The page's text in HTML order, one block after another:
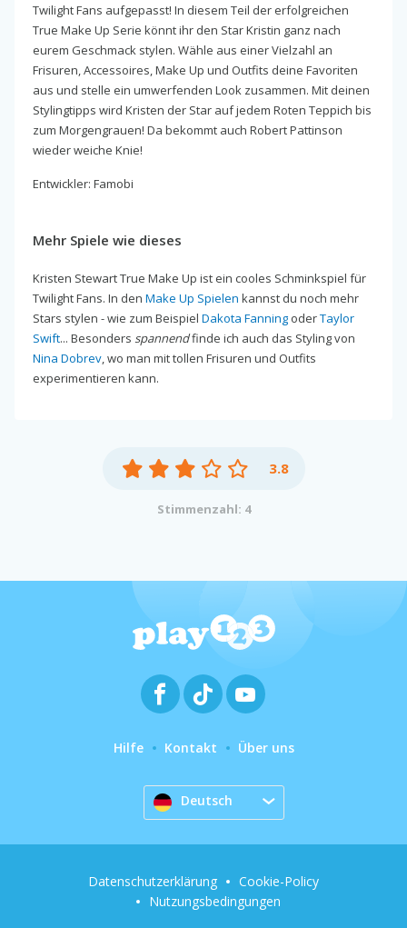
Twilight Fans aufgepasst! In diesem Teil der erfolgreichen
True Make Up Serie könnt ihr den Star Kristin ganz nach
eurem Geschmack stylen. Wähle aus einer Vielzahl an
Frisuren, Accessoires, Make Up und Outfits deine Favoriten
aus und stelle ein umwerfenden Look zusammen. Mit deinen
Stylingtipps wird Kristen der Star auf jedem Roten Teppich bis
zum Morgengrauen! Da bekommt auch Robert Pattinson
wieder weiche Knie!
Entwickler: Famobi
Mehr Spiele wie dieses
Kristen Stewart True Make Up ist ein cooles Schminkspiel für
Twilight Fans. In den Make Up Spielen kannst du noch mehr
Stars stylen - wie zum Beispiel Dakota Fanning oderTaylor
Swift... Besonders spannendfinde ich auch das Styling von
Nina Dobrev , wo man mit tollen Frisuren und Outfits
experimentieren kann.
3.8
Stimmenzahl: 4
Hilfe Kontakt Über uns
Deutsch
Datenschutzerklärung
Cookie-Policy
Nutzungsbedingungen